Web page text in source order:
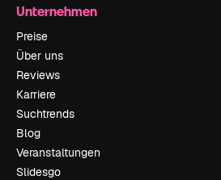
Unternehmen
Preise
Über uns
Reviews
Karriere
Suchtrends
Blog
Veranstaltungen
Slidesgo